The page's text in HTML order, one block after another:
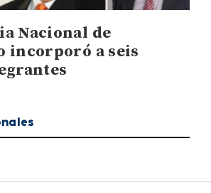
Nacional de
incorporó a seis